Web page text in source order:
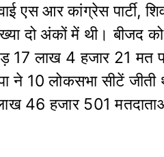
एस आर कांग्रेस पार्टी,
दो अंकों में थी। बीजद
17 लाख 4 हजार 21 मत
ने 10 लोकसभा सीटें जीती
46 हजार 501